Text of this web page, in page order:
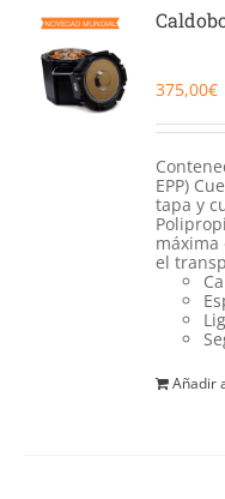
Food Service y Vending
375,00€
EPP)
tapa y
el
Añadir